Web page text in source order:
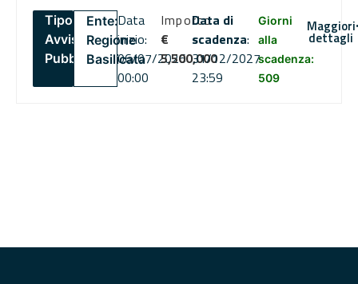
Tipo:
Avviso
Pubblico
Ente:
Regione
Basilicata
Data
inizio:
06/07/2026
00:00
Importo
€
5,500,000
Data di
scadenza:
31/12/2027
23:59
Giorni
alla
scadenza:
509
Maggiori
dettagli